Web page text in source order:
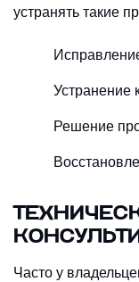
устранять такие
Устранение
Решение
Часто у